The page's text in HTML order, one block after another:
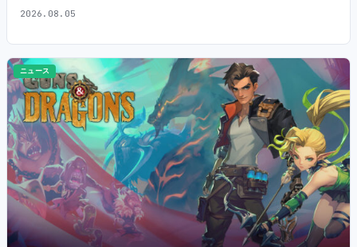
2026.08.05
ニュース